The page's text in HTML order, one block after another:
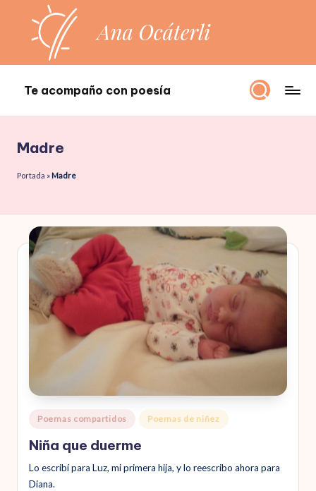
contenido
Te acompaño con poesía
con
poesía
Madre
Portada »Madre
Publicado
Poemas compartidos Poemas de niñez
Niña que duerme
Lo escribí para Luz, mi primera hija, y lo reescribo ahora para
Diana.